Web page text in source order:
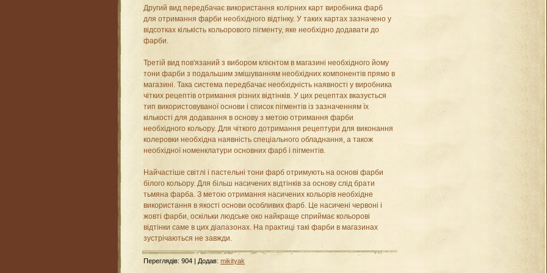
Другий вид передбачає використання колірних карт виробника фарб
для отримання фарби необхідного відтінку. У таких картах зазначено у
відсотках кількість кольорового пігменту, яке необхідно додавати до
фарби.
Третій вид пов'язаний з вибором клієнтом в магазині необхідного йому
тони фарби з подальшим змішуванням необхідних компонентів прямо в
магазині. Така система передбачає необхідність наявності у виробника
чітких рецептів отримання різних відтінків. У цих рецептах вказується
тип використовуваної основи і список пігментів із зазначенням їх
кількості для додавання в основу з метою отримання фарби
необхідного кольору. Для чіткого дотримання рецептури для виконання
колеровки необхідна наявність спеціального обладнання, а також
необхідної номенклатури основних фарб і пігментів.
Найчастіше світлі і пастельні тони фарб отримують на основі фарби
білого кольору. Для більш насичених відтінків за основу слід брати
тьмяна фарба. З метою отримання насичених кольорів необхідне
використання в якості основи особливих фарб. Це насичені червоні і
жовті фарби, оскільки людське око найкраще сприймає кольорові
відтінки саме в цих діапазонах. На практиці такі фарби в магазинах
зустрічаються не завжди.
Переглядів: 904 | Додав: mikityak